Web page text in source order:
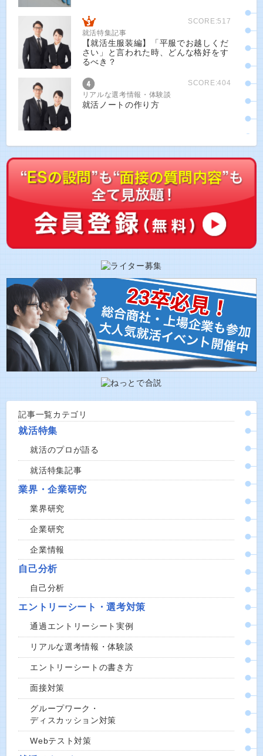
SCORE:517
就活特集記事
【就活生服装編】「平服でお越しくだ
さい」と言われた時、どんな格好をす
るべき？
SCORE:404
リアルな選考情報・体験談
就活ノートの作り方
記事一覧カテゴリ
就活特集
就活のプロが語る
就活特集記事
業界・企業研究
業界研究
企業研究
企業情報
自己分析
自己分析
エントリーシート・選考対策
通過エントリーシート実例
リアルな選考情報・体験談
エントリーシートの書き方
面接対策
グループワーク・
ディスカッション対策
Webテスト対策